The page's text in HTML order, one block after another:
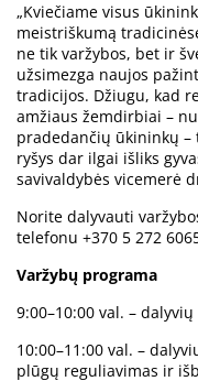
„Kviečiame visus
meistriškumą
ne tik varžybos, bet ir
užsimezga naujos
tradicijos. Džiugu, kad
amžiaus žemdirbiai –
pradedančių ūkininkų –
ryšys dar ilgai išliks
savivaldybės vicemerė
Norite dalyvauti
telefonu +370 5 272
Varžybų programa
9:00–10:00 val. –
10:00–11:00 val. –
plūgų reguliavimas ir